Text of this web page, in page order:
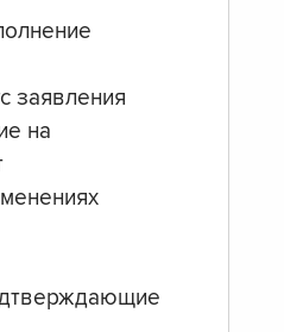
заявления
на